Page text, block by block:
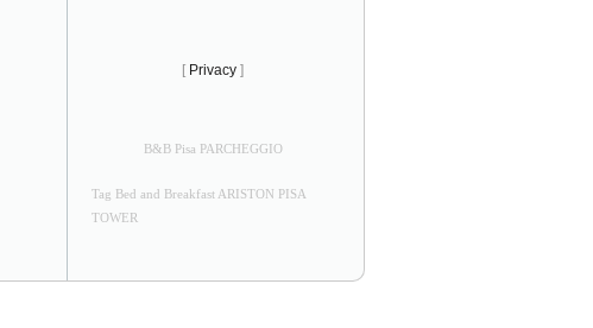
[ Privacy ]
B&B Pisa PARCHEGGIO
Tag Bed and Breakfast ARISTON PISA
TOWER